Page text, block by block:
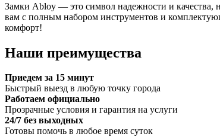
Замки Abloy — это символ надежности и качества,
вам с полным набором инструментов и
комфорт!
Наши преимущества
Приедем за 15 минут
Быстрый выезд в любую точку города
Работаем официально
Прозрачные условия и гарантия на услуги
24/7 без выходных
Готовы помочь в любое время суток